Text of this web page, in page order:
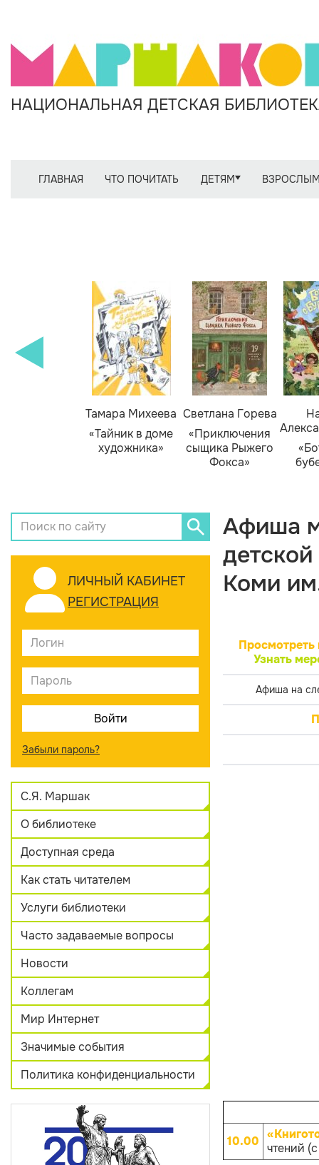
НАЦИОНАЛЬНАЯ ДЕТСКАЯ
ГЛАВНАЯ ЧТО ПОЧИТАТЬ ДЕТЯМ
Тамара Михеева
«Тайник в доме
художника»
Светлана Горева
«Приключения
сыщика Рыжего
Фокса»
ЛИЧНЫЙ КАБИНЕТ
РЕГИСТРАЦИЯ
Забыли пароль?
С.Я. Маршак
О библиотеке
Доступная среда
Как стать читателем
Услуги библиотеки
Часто задаваемые вопросы
Новости
Коллегам
Мир Интернет
Значимые события
Политика конфиденциальности
Афиша
Коми
Просмотреть
Узнать
Афиша на
10.00 чтений